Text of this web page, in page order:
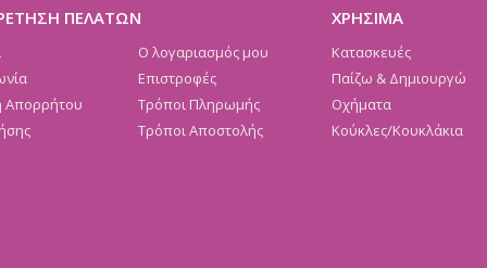
ΠΕΛΑΤΩΝ
Απορρήτου
Ο λογαριασμός μου
Επιστροφές
Τρόποι Πληρωμής
Τρόποι Αποστολής
ΧΡΗΣΙΜΑ
Κατασκευές
Παίζω & Δημιουργώ
Οχήματα
Κούκλες/Κουκλάκια